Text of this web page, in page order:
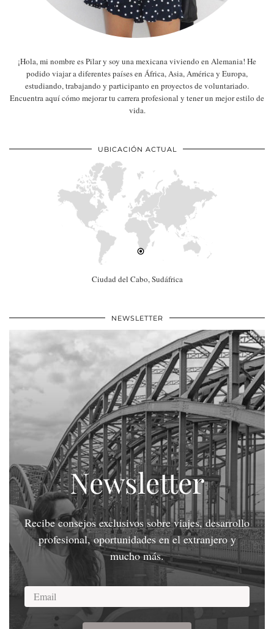
¡Hola, mi nombre es Pilar y soy una mexicana viviendo en Alemania! He
podido viajar a diferentes países en África, Asia, América y Europa,
estudiando, trabajando y participanto en proyectos de voluntariado.
Encuentra aquí cómo mejorar tu carrera profesional y tener un mejor estilo de
vida.
UBICACIÓN ACTUAL
Ciudad del Cabo, Sudáfrica
NEWSLETTER
Newsletter
Recibe consejos exclusivos sobre viajes, desarrollo
profesional, oportunidades en el extranjero y
mucho más.